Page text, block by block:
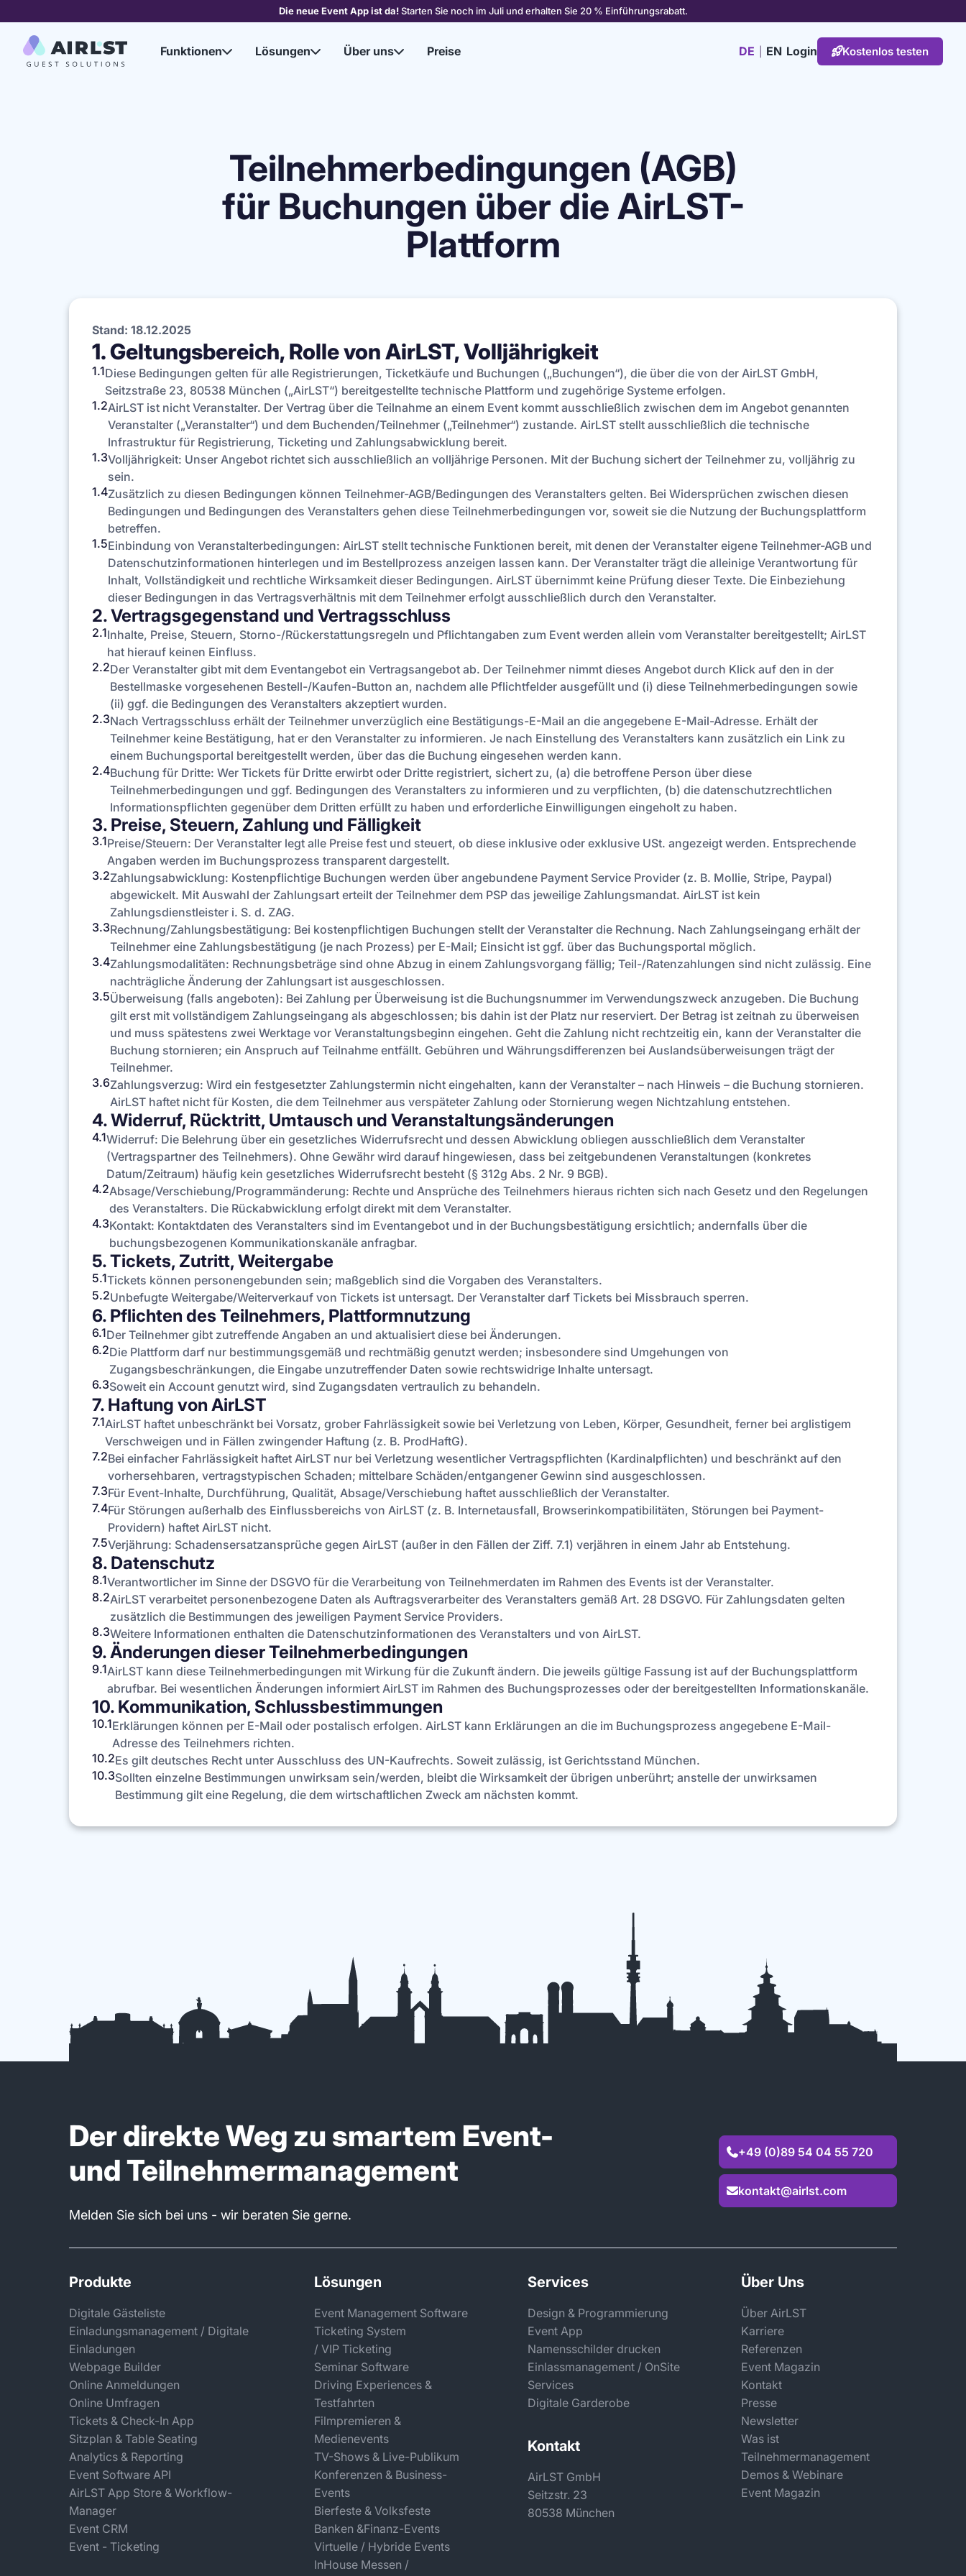
Die neue Event App ist da!Starten Sie noch im Juli und erhalten Sie 20 % Einführungsrabatt.
Funktionen Lösungen Über uns Preise DE EN Login Kostenlos testen
Teilnehmerbedingungen (AGB)
für Buchungen über die AirLST-
Plattform
Stand: 18.12.2025
1. Geltungsbereich, Rolle von AirLST, Volljährigkeit
1.1Diese Bedingungen gelten für alle Registrierungen, Ticketkäufe und Buchungen („Buchungen“), die über die von der AirLST GmbH,
Seitzstraße 23, 80538 München („AirLST“) bereitgestellte technische Plattform und zugehörige Systeme erfolgen.
1.2AirLST ist nicht Veranstalter. Der Vertrag über die Teilnahme an einem Event kommt ausschließlich zwischen dem im Angebot genannten
Veranstalter („Veranstalter“) und dem Buchenden/Teilnehmer („Teilnehmer“) zustande. AirLST stellt ausschließlich die technische
Infrastruktur für Registrierung, Ticketing und Zahlungsabwicklung bereit.
1.3Volljährigkeit: Unser Angebot richtet sich ausschließlich an volljährige Personen. Mit der Buchung sichert der Teilnehmer zu, volljährig zu
sein.
1.4Zusätzlich zu diesen Bedingungen können Teilnehmer-AGB/Bedingungen des Veranstalters gelten. Bei Widersprüchen zwischen diesen
Bedingungen und Bedingungen des Veranstalters gehen diese Teilnehmerbedingungen vor, soweit sie die Nutzung der Buchungsplattform
betreffen.
1.5Einbindung von Veranstalterbedingungen: AirLST stellt technische Funktionen bereit, mit denen der Veranstalter eigene Teilnehmer-AGB und
Datenschutzinformationen hinterlegen und im Bestellprozess anzeigen lassen kann. Der Veranstalter trägt die alleinige Verantwortung für
Inhalt, Vollständigkeit und rechtliche Wirksamkeit dieser Bedingungen. AirLST übernimmt keine Prüfung dieser Texte. Die Einbeziehung
dieser Bedingungen in das Vertragsverhältnis mit dem Teilnehmer erfolgt ausschließlich durch den Veranstalter.
2. Vertragsgegenstand und Vertragsschluss
2.1Inhalte, Preise, Steuern, Storno-/Rückerstattungsregeln und Pflichtangaben zum Event werden allein vom Veranstalter bereitgestellt; AirLST
hat hierauf keinen Einfluss.
2.2Der Veranstalter gibt mit dem Eventangebot ein Vertragsangebot ab. Der Teilnehmer nimmt dieses Angebot durch Klick auf den in der
Bestellmaske vorgesehenen Bestell-/Kaufen-Button an, nachdem alle Pflichtfelder ausgefüllt und (i) diese Teilnehmerbedingungen sowie
(ii) ggf. die Bedingungen des Veranstalters akzeptiert wurden.
2.3Nach Vertragsschluss erhält der Teilnehmer unverzüglich eine Bestätigungs-E-Mail an die angegebene E-Mail-Adresse. Erhält der
Teilnehmer keine Bestätigung, hat er den Veranstalter zu informieren. Je nach Einstellung des Veranstalters kann zusätzlich ein Link zu
einem Buchungsportal bereitgestellt werden, über das die Buchung eingesehen werden kann.
2.4Buchung für Dritte: Wer Tickets für Dritte erwirbt oder Dritte registriert, sichert zu, (a) die betroffene Person über diese
Teilnehmerbedingungen und ggf. Bedingungen des Veranstalters zu informieren und zu verpflichten, (b) die datenschutzrechtlichen
Informationspflichten gegenüber dem Dritten erfüllt zu haben und erforderliche Einwilligungen eingeholt zu haben.
3. Preise, Steuern, Zahlung und Fälligkeit
3.1Preise/Steuern: Der Veranstalter legt alle Preise fest und steuert, ob diese inklusive oder exklusive USt. angezeigt werden. Entsprechende
Angaben werden im Buchungsprozess transparent dargestellt.
3.2Zahlungsabwicklung: Kostenpflichtige Buchungen werden über angebundene Payment Service Provider (z. B. Mollie, Stripe, Paypal)
abgewickelt. Mit Auswahl der Zahlungsart erteilt der Teilnehmer dem PSP das jeweilige Zahlungsmandat. AirLST ist kein
Zahlungsdienstleister i. S. d. ZAG.
3.3Rechnung/Zahlungsbestätigung: Bei kostenpflichtigen Buchungen stellt der Veranstalter die Rechnung. Nach Zahlungseingang erhält der
Teilnehmer eine Zahlungsbestätigung (je nach Prozess) per E-Mail; Einsicht ist ggf. über das Buchungsportal möglich.
3.4Zahlungsmodalitäten: Rechnungsbeträge sind ohne Abzug in einem Zahlungsvorgang fällig; Teil-/Ratenzahlungen sind nicht zulässig. Eine
nachträgliche Änderung der Zahlungsart ist ausgeschlossen.
3.5Überweisung (falls angeboten): Bei Zahlung per Überweisung ist die Buchungsnummer im Verwendungszweck anzugeben. Die Buchung
gilt erst mit vollständigem Zahlungseingang als abgeschlossen; bis dahin ist der Platz nur reserviert. Der Betrag ist zeitnah zu überweisen
und muss spätestens zwei Werktage vor Veranstaltungsbeginn eingehen. Geht die Zahlung nicht rechtzeitig ein, kann der Veranstalter die
Buchung stornieren; ein Anspruch auf Teilnahme entfällt. Gebühren und Währungsdifferenzen bei Auslandsüberweisungen trägt der
Teilnehmer.
3.6Zahlungsverzug: Wird ein festgesetzter Zahlungstermin nicht eingehalten, kann der Veranstalter – nach Hinweis – die Buchung stornieren.
AirLST haftet nicht für Kosten, die dem Teilnehmer aus verspäteter Zahlung oder Stornierung wegen Nichtzahlung entstehen.
4. Widerruf, Rücktritt, Umtausch und Veranstaltungsänderungen
4.1Widerruf: Die Belehrung über ein gesetzliches Widerrufsrecht und dessen Abwicklung obliegen ausschließlich dem Veranstalter
(Vertragspartner des Teilnehmers). Ohne Gewähr wird darauf hingewiesen, dass bei zeitgebundenen Veranstaltungen (konkretes
Datum/Zeitraum) häufig kein gesetzliches Widerrufsrecht besteht (§ 312g Abs. 2 Nr. 9 BGB).
4.2Absage/Verschiebung/Programmänderung: Rechte und Ansprüche des Teilnehmers hieraus richten sich nach Gesetz und den Regelungen
des Veranstalters. Die Rückabwicklung erfolgt direkt mit dem Veranstalter.
4.3Kontakt: Kontaktdaten des Veranstalters sind im Eventangebot und in der Buchungsbestätigung ersichtlich; andernfalls über die
buchungsbezogenen Kommunikationskanäle anfragbar.
5. Tickets, Zutritt, Weitergabe
5.1Tickets können personengebunden sein; maßgeblich sind die Vorgaben des Veranstalters.
5.2Unbefugte Weitergabe/Weiterverkauf von Tickets ist untersagt. Der Veranstalter darf Tickets bei Missbrauch sperren.
6. Pflichten des Teilnehmers, Plattformnutzung
6.1Der Teilnehmer gibt zutreffende Angaben an und aktualisiert diese bei Änderungen.
6.2Die Plattform darf nur bestimmungsgemäß und rechtmäßig genutzt werden; insbesondere sind Umgehungen von
Zugangsbeschränkungen, die Eingabe unzutreffender Daten sowie rechtswidrige Inhalte untersagt.
6.3Soweit ein Account genutzt wird, sind Zugangsdaten vertraulich zu behandeln.
7. Haftung von AirLST
7.1AirLST haftet unbeschränkt bei Vorsatz, grober Fahrlässigkeit sowie bei Verletzung von Leben, Körper, Gesundheit, ferner bei arglistigem
Verschweigen und in Fällen zwingender Haftung (z. B. ProdHaftG).
7.2Bei einfacher Fahrlässigkeit haftet AirLST nur bei Verletzung wesentlicher Vertragspflichten (Kardinalpflichten) und beschränkt auf den
vorhersehbaren, vertragstypischen Schaden; mittelbare Schäden/entgangener Gewinn sind ausgeschlossen.
7.3Für Event-Inhalte, Durchführung, Qualität, Absage/Verschiebung haftet ausschließlich der Veranstalter.
7.4Für Störungen außerhalb des Einflussbereichs von AirLST (z. B. Internetausfall, Browserinkompatibilitäten, Störungen bei Payment-
Providern) haftet AirLST nicht.
7.5Verjährung: Schadensersatzansprüche gegen AirLST (außer in den Fällen der Ziff. 7.1) verjähren in einem Jahr ab Entstehung.
8. Datenschutz
8.1Verantwortlicher im Sinne der DSGVO für die Verarbeitung von Teilnehmerdaten im Rahmen des Events ist der Veranstalter.
8.2AirLST verarbeitet personenbezogene Daten als Auftragsverarbeiter des Veranstalters gemäß Art. 28 DSGVO. Für Zahlungsdaten gelten
zusätzlich die Bestimmungen des jeweiligen Payment Service Providers.
8.3Weitere Informationen enthalten die Datenschutzinformationen des Veranstalters und von AirLST.
9. Änderungen dieser Teilnehmerbedingungen
9.1AirLST kann diese Teilnehmerbedingungen mit Wirkung für die Zukunft ändern. Die jeweils gültige Fassung ist auf der Buchungsplattform
abrufbar. Bei wesentlichen Änderungen informiert AirLST im Rahmen des Buchungsprozesses oder der bereitgestellten Informationskanäle.
10. Kommunikation, Schlussbestimmungen
10.1Erklärungen können per E-Mail oder postalisch erfolgen. AirLST kann Erklärungen an die im Buchungsprozess angegebene E-Mail-
Adresse des Teilnehmers richten.
10.2Es gilt deutsches Recht unter Ausschluss des UN-Kaufrechts. Soweit zulässig, ist Gerichtsstand München.
10.3Sollten einzelne Bestimmungen unwirksam sein/werden, bleibt die Wirksamkeit der übrigen unberührt; anstelle der unwirksamen
Bestimmung gilt eine Regelung, die dem wirtschaftlichen Zweck am nächsten kommt.
Der direkte Weg zu smartem Event-
und Teilnehmermanagement
Melden Sie sich bei uns - wir beraten Sie gerne.
+49 (0)89 54 04 55 720
kontakt@airlst.com
Produkte
Digitale Gästeliste
Einladungsmanagement / Digitale
Einladungen
Webpage Builder
Online Anmeldungen
Online Umfragen
Tickets & Check-In App
Sitzplan & Table Seating
Analytics & Reporting
Event Software API
AirLST App Store & Workflow-
Manager
Event CRM
Event - Ticketing
Lösungen
Event Management Software
Ticketing System
/ VIP Ticketing
Seminar Software
Driving Experiences &
Testfahrten
Filmpremieren &
Medienevents
TV-Shows & Live-Publikum
Konferenzen & Business-
Events
Bierfeste & Volksfeste
Banken &Finanz-Events
Virtuelle / Hybride Events
InHouse Messen /
Services
Design & Programmierung
Event App
Namensschilder drucken
Einlassmanagement / OnSite
Services
Digitale Garderobe
Kontakt
AirLST GmbH
Seitzstr. 23
80538 München
Über Uns
Über AirLST
Karriere
Referenzen
Event Magazin
Kontakt
Presse
Newsletter
Was ist
Teilnehmermanagement
Demos & Webinare
Event Magazin